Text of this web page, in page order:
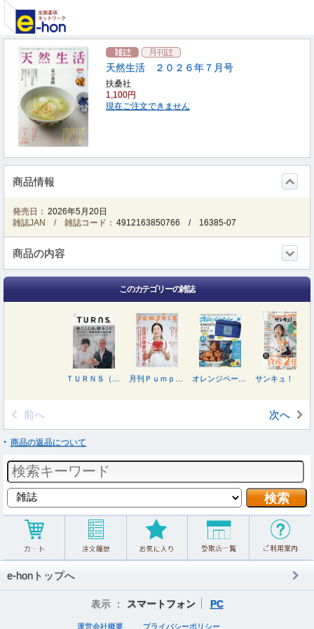
天然生活 ２０２６年７月号
扶桑社
1,100円
現在ご注文できません
商品情報
発売日： 2026年5月20日
雑誌JAN / 雑誌コード： 4912163850766 / 16385-07
商品の内容
このカテゴリーの雑誌
前へ 次へ
商品の返品について
e-honトップへ
表示 ： スマートフォン PC
運営会社概要 プライバシーポリシー